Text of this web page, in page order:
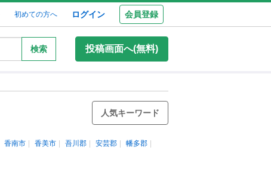
初めての方へ ログイン 会員登録
検索 投稿画面へ(無料)
人気キーワード
香南市 香美市 吾川郡 安芸郡
幡多郡